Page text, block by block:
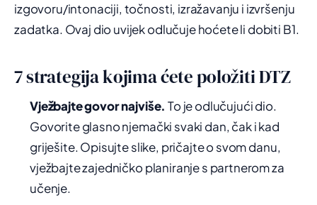
izgovoru/intonaciji, točnosti, izražavanju i izvršenju
zadatka. Ovaj dio uvijek odlučuje hoćete li dobiti B1.
7 strategija kojima ćete položiti DTZ
Vježbajte govor najviše. To je odlučujući dio.
Govorite glasno njemački svaki dan, čak i kad
griješite. Opisujte slike, pričajte o svom danu,
vježbajte zajedničko planiranje s partnerom za
učenje.